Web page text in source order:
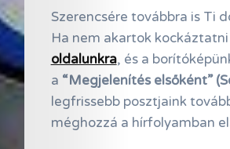
Search
Szerencsére továbbra is Ti
Ha nem akartok
oldalunkra, és a
a “Megjelenítés elsőként”
legfrissebb posztjaink
méghozzá a hírfolyamban